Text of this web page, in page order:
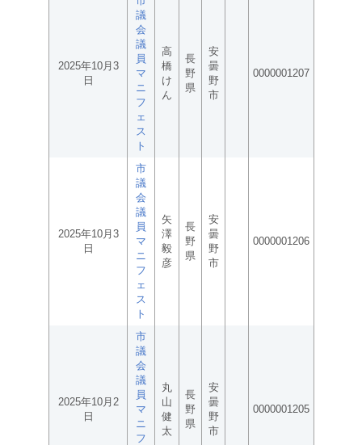
2025年10月3
日
議
会
議
員
マ
ニ
フ
ェ
ス
ト
高
橋
け
ん
長
野
県
安
曇
野
市
0000001207
2025年10月3
日
市
議
会
議
員
マ
ニ
フ
ェ
ス
ト
矢
澤
毅
彦
長
野
県
安
曇
野
市
0000001206
2025年10月2
日
市
議
会
議
員
マ
ニ
フ
丸
山
健
太
長
野
県
安
曇
野
市
0000001205